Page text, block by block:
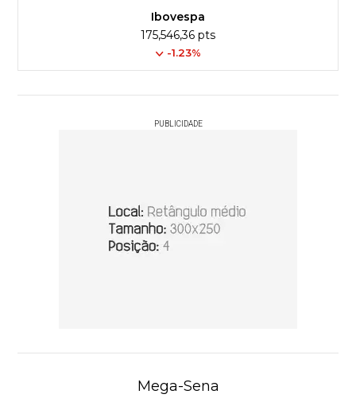
Ibovespa
175,546,36 pts
-1.23%
PUBLICIDADE
Mega-Sena